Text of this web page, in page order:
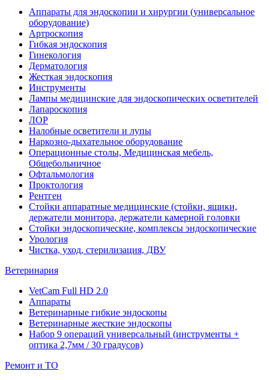
Аппараты для эндоскопии и хирургии (универсальное
оборудование)
Артроскопия
Гибкая эндоскопия
Гинекология
Дерматология
Жесткая эндоскопия
Инструменты
Лампы медицинские для эндоскопических осветителей
Лапароскопия
ЛОР
Налобные осветители и лупы
Наркозно-дыхательное оборудование
Операционные столы, Медицинская мебель,
Общебольничное
Офтальмология
Проктология
Рентген
Стойки аппаратные медицинские (стойки, ящики,
держатели монитора, держатели камерной головки
Стойки эндоскопические, комплексы эндоскопические
Урология
Чистка, уход, стерилизация, ДВУ
Ветеринария
VetCam Full HD 2.0
Аппараты
Ветеринарные гибкие эндоскопы
Ветеринарные жесткие эндоскопы
Набор 9 операций универсальный (инструменты +
оптика 2,7мм / 30 градусов)
Ремонт и ТО